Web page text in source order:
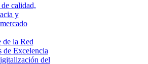
calidad,
y
de la Red
de Excelencia
del